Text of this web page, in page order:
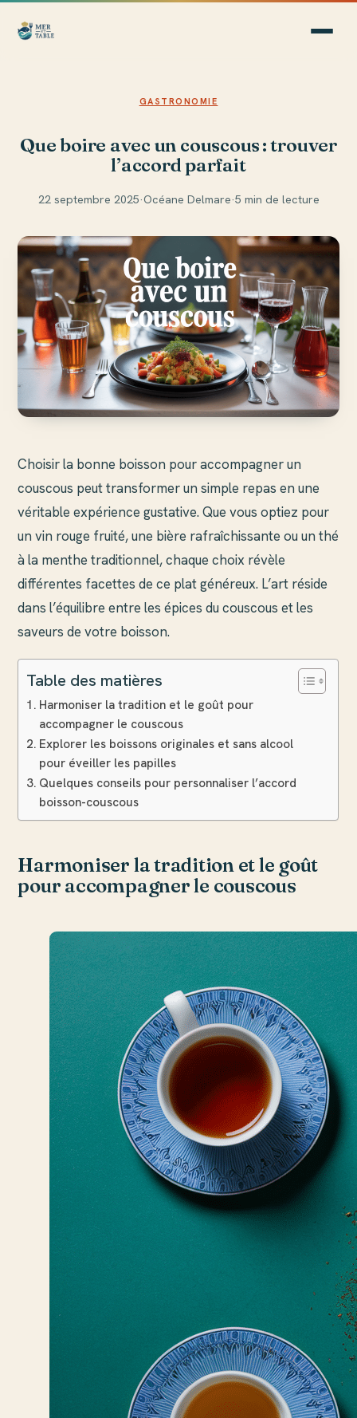
GASTRONOMIE
Que boire avec un couscous : trouver
l’accord parfait
22 septembre 2025·Océane Delmare·5 min de lecture
Choisir la bonne boisson pour accompagner un
couscous peut transformer un simple repas en une
véritable expérience gustative. Que vous optiez pour
un vin rouge fruité, une bière rafraîchissante ou un thé
à la menthe traditionnel, chaque choix révèle
différentes facettes de ce plat généreux. L’art réside
dans l’équilibre entre les épices du couscous et les
saveurs de votre boisson.
Table des matières
Harmoniser la tradition et le goût pour
accompagner le couscous
Explorer les boissons originales et sans alcool
pour éveiller les papilles
Quelques conseils pour personnaliser l’accord
boisson-couscous
Harmoniser la tradition et le goût
pour accompagner le couscous